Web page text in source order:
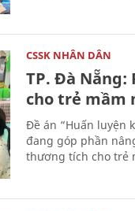
CSSK NHÂN DÂN
TP. Đà
cho trẻ mầm
Đề án “Huấn luyện
đang góp phần
thương tích cho trẻ